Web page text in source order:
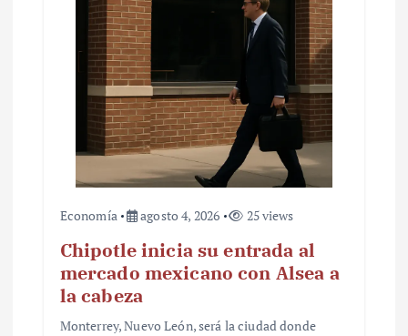
Economía agosto 4, 2026 25 views
Chipotle inicia su entrada al
mercado mexicano con Alsea a
la cabeza
Monterrey, Nuevo León, será la ciudad donde